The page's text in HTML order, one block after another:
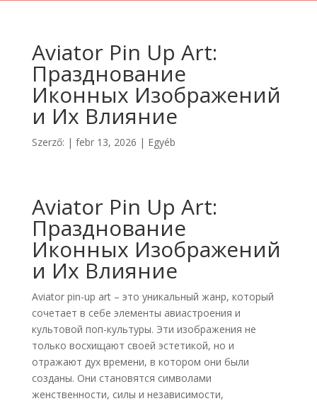
Aviator Pin Up Art:
Празднование
Иконных Изображений
и Их Влияние
Szerző: | febr 13, 2026 | Egyéb
Aviator Pin Up Art:
Празднование
Иконных Изображений
и Их Влияние
Aviator pin-up art – это уникальный жанр, который
сочетает в себе элементы авиастроения и
культовой поп-культуры. Эти изображения не
только восхищают своей эстетикой, но и
отражают дух времени, в котором они были
созданы. Они становятся символами
женственности, силы и независимости,